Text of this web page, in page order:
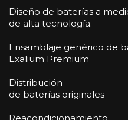
Diseño de baterías a
de alta tecnología.
Ensamblaje genérico de
Exalium Premium
Distribución
de baterías originales